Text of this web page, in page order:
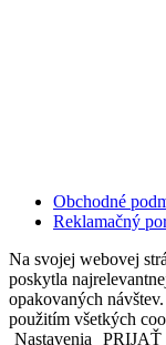
Obchodné
Reklamačný
Na svojej webovej
poskytla
opakovaných
použitím všetkých
Nastavenia
PRIJAŤ